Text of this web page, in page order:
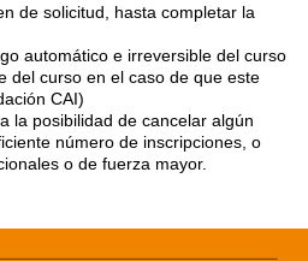
de solicitud, hasta completar la
automático e irreversible del curso
del curso en el caso de que este
CAI)
la posibilidad de cancelar algún
número de inscripciones, o
o de fuerza mayor.